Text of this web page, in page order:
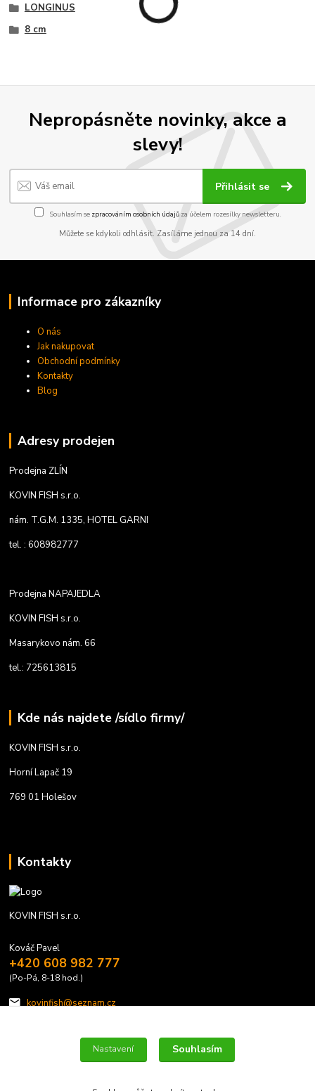
LONGINUS
8 cm
Nepropásněte novinky, akce a
slevy!
Přihlásit se
Souhlasím se zpracováním osobních údajůza účelem rozesílky newsletteru.
Můžete se kdykoli odhlásit. Zasíláme jednou za 14 dní.
Informace pro zákazníky
O nás
Jak nakupovat
Obchodní podmínky
Kontakty
Blog
Adresy prodejen
Prodejna ZLÍN
KOVIN FISH s.r.o.
nám. T.G.M. 1335, HOTEL GARNI
tel. : 608982777
Prodejna NAPAJEDLA
KOVIN FISH s.r.o.
Masarykovo nám. 66
tel.: 725613815
Kde nás najdete /sídlo firmy/
KOVIN FISH s.r.o.
Horní Lapač 19
769 01 Holešov
Kontakty
KOVIN FISH s.r.o.
Kováč Pavel
+420 608 982 777
(Po-Pá, 8-18 hod.)
kovinfish@seznam.cz
Nastavení Souhlasím